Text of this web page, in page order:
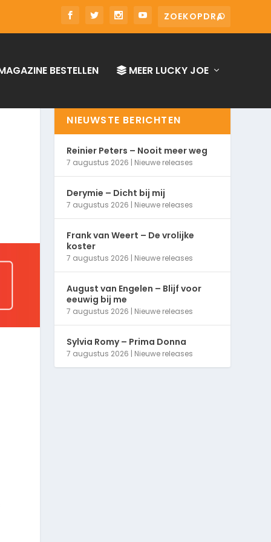
BESTELLEN MEER LUCKY JOE
NIEUWSTE BERICHTEN
Reinier Peters – Nooit meer weg
7 augustus 2026 | Nieuwe releases
Derymie – Dicht bij mij
7 augustus 2026 | Nieuwe releases
Frank van Weert – De vrolijke
koster
7 augustus 2026 | Nieuwe releases
August van Engelen – Blijf voor
eeuwig bij me
7 augustus 2026 | Nieuwe releases
Sylvia Romy – Prima Donna
7 augustus 2026 | Nieuwe releases